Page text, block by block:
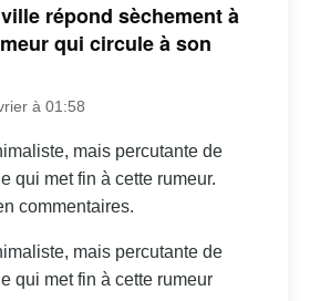
répond sèchement à
qui circule à son
à 01:58
mais percutante de
qui met fin à cette rumeur.
commentaires.
mais percutante de
qui met fin à cette rumeur